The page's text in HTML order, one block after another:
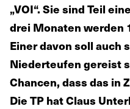
„VOI“. Sie sind Teil
drei Monaten werden
Einer davon soll auch
Niederteufen gereist
Chancen, dass das in
Die TP hat Claus